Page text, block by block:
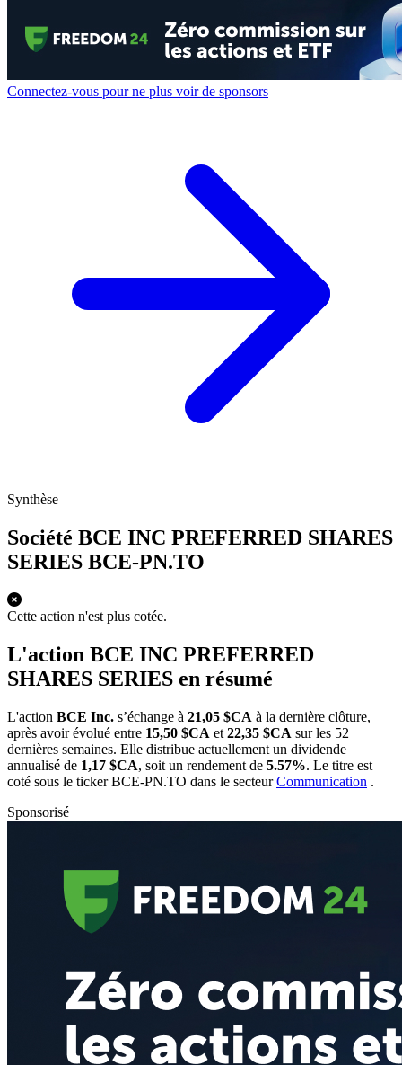
Connectez-vous pour ne plus voir de sponsors
Synthèse
Société BCE INC PREFERRED SHARES
SERIES BCE-PN.TO
Cette action n'est plus cotée.
L'action BCE INC PREFERRED
SHARES SERIES en résumé
L'action BCE Inc. s’échange à 21,05 $CA à la dernière clôture,
après avoir évolué entre 15,50 $CA et 22,35 $CA sur les 52
dernières semaines. Elle distribue actuellement un dividende
annualisé de 1,17 $CA, soit un rendement de 5.57%. Le titre est
coté sous le tickerBCE-PN.TO dans le secteurCommunication .
Sponsorisé